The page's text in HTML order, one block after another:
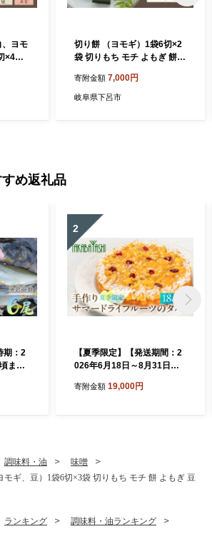
、ヨモ
×4袋
切り餅 （ヨモギ）1袋6切×2
袋 切りもち モチ よもぎ 餅
寄附金額 7,000円
岐阜県下呂市
め返礼品
期：2
ま
（重
2
【夏季限定】【発送期間：2
026年6月18日～8月31日】
ルーツのタルト 18cm径 洋
寄附金額 19,000円
調味料・油
味噌
モギ、豆）1袋6切×3袋 切りもち モチ 餅 よもぎ 豆
ランキング
調味料・油ランキング